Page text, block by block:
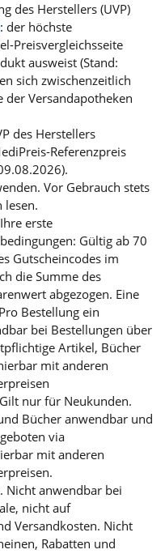
des Herstellers (UVP)
: der höchste
Preisvergleichsseite
ausweist (Stand:
sich zwischenzeitlich
der Versandapotheken
des Herstellers
Referenzpreis
Vor Gebrauch stets
lesen.
erste
Gültig ab 70
Gutscheincodes im
die Summe des
abgezogen. Eine
Bestellung ein
bei Bestellungen über
Artikel, Bücher
mit anderen
nur für Neukunden.
Bücher anwendbar und
via
mit anderen
Nicht anwendbar bei
nicht auf
Versandkosten. Nicht
Rabatten und